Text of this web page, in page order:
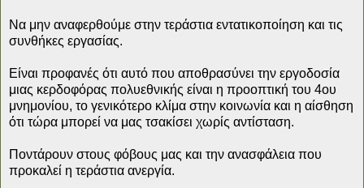
Να μην αναφερθούμε στην τεράστια εντατικοποίηση και τις
συνθήκες εργασίας.
Είναι προφανές ότι αυτό που αποθρασύνει την εργοδοσία
μιας κερδοφόρας πολυεθνικής είναι η προοπτική του 4ου
μνημονίου, το γενικότερο κλίμα στην κοινωνία και η αίσθηση
ότι τώρα μπορεί να μας τσακίσει χωρίς αντίσταση.
Ποντάρουν στους φόβους μας και την ανασφάλεια που
προκαλεί η τεράστια ανεργία.